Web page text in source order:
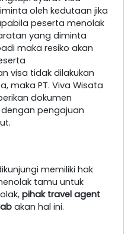
oleh kedutaan jika
peserta menolak
yang diminta
maka resiko akan
visa tidak dilakukan
maka PT. Viva Wisata
dokumen
pengajuan
memiliki hak
tamu untuk
pihak travel agent
akan hal ini.